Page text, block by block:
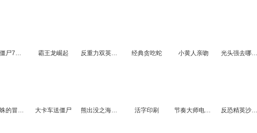
射击僵尸7圣诞无敌版 霸王龙崛起 反重力双英中文版 经典贪吃蛇 小黄人亲吻 光头强去哪儿选关版
大蜘蛛的冒险之旅 大卡车送僵尸 熊出没之海岛奇兵 活字印刷 节奏大师电脑版2 反恐精英沙城剿匪